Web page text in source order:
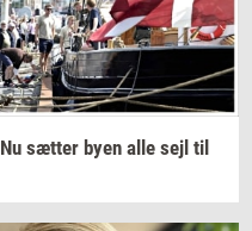
Nu sæt­ter byen alle sejl til